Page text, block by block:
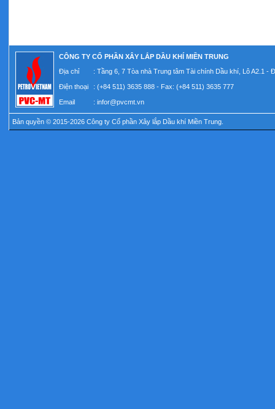
CÔNG TY CỔ PHẦN XÂY LẮP DẦU KHÍ MIỀN TRUNG
Địa chỉ
: Tầng 6, 7 Tòa nhà Trung tâm Tài chính Dầu khí, Lô A2.1
Điện thoại : (+84 511) 3635 888 - Fax: (+84 511) 3635 777
Email : infor@pvcmt.vn
Bản quyền © 2015-2026 Công ty Cổ phần Xây lắp Dầu khí Miền Trung.